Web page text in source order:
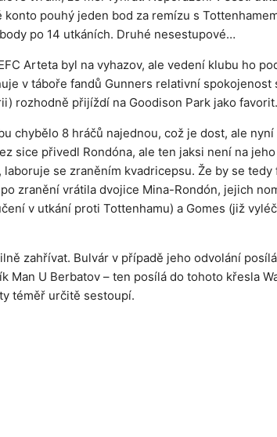
pouhý jeden bod za remízu s
po 14 utkáních. Druhé nesestupové…
Arteta byl na vyhazov, ale vedení klubu ho
v táboře fandů Gunners relativní spokojenost
rozhodně přijíždí na Goodison Park jako favorit.
chybělo 8 hráčů najednou, což je dost, ale
sice přivedl Rondóna, ale ten jaksi není na
se zraněním kvadricepsu. Že by se
zranění vrátila dvojice Mina-Rondón, jejich
v utkání proti Tottenhamu) a Gomes (již
zahřívat. Bulvár v případě jeho odvolání
U Berbatov – ten posílá do tohoto křesla
téměř určitě sestoupí.